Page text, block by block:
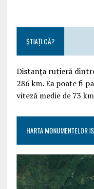
ȘTIAȚI CĂ?
Distanța rutieră
286 km. Ea poate fi
viteză medie de 73
HARTA MONUMENTELOR